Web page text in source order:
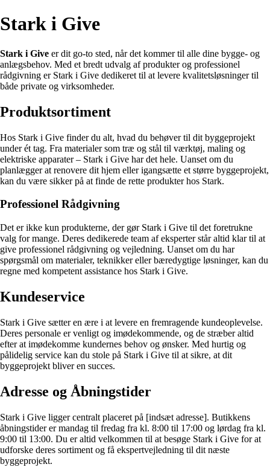
Stark i Give
Stark i Give er dit go-to sted, når det kommer til alle dine bygge- og
anlægsbehov. Med et bredt udvalg af produkter og professionel
rådgivning er Stark i Give dedikeret til at levere kvalitetsløsninger til
både private og virksomheder.
Produktsortiment
Hos Stark i Give finder du alt, hvad du behøver til dit byggeprojekt
under ét tag. Fra materialer som træ og stål til værktøj, maling og
elektriske apparater – Stark i Give har det hele. Uanset om du
planlægger at renovere dit hjem eller igangsætte et større byggeprojekt,
kan du være sikker på at finde de rette produkter hos Stark.
Professionel Rådgivning
Det er ikke kun produkterne, der gør Stark i Give til det foretrukne
valg for mange. Deres dedikerede team af eksperter står altid klar til at
give professionel rådgivning og vejledning. Uanset om du har
spørgsmål om materialer, teknikker eller bæredygtige løsninger, kan du
regne med kompetent assistance hos Stark i Give.
Kundeservice
Stark i Give sætter en ære i at levere en fremragende kundeoplevelse.
Deres personale er venligt og imødekommende, og de stræber altid
efter at imødekomme kundernes behov og ønsker. Med hurtig og
pålidelig service kan du stole på Stark i Give til at sikre, at dit
byggeprojekt bliver en succes.
Adresse og Åbningstider
Stark i Give ligger centralt placeret på [indsæt adresse]. Butikkens
åbningstider er mandag til fredag fra kl. 8:00 til 17:00 og lørdag fra kl.
9:00 til 13:00. Du er altid velkommen til at besøge Stark i Give for at
udforske deres sortiment og få ekspertvejledning til dit næste
byggeprojekt.